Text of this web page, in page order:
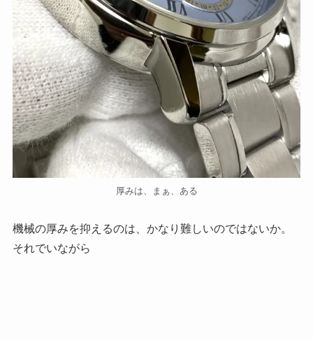
厚みは、まぁ、ある
機械の厚みを抑えるのは、かなり難しいのではないか。
それでいながら